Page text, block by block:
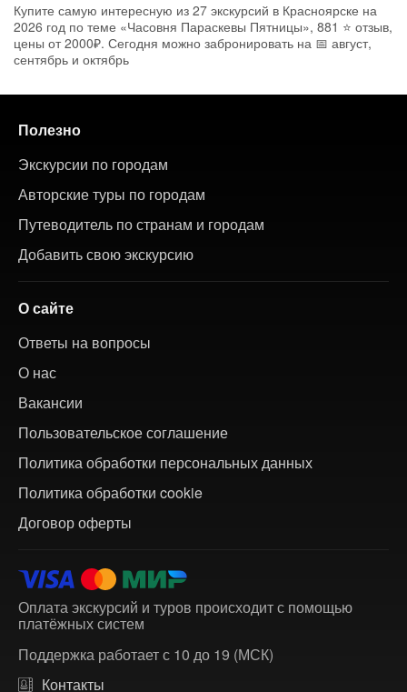
Купите самую интересную из 27 экскурсий в Красноярске на
2026 год по теме «Часовня Параскевы Пятницы», 881 ⭐ отзыв,
цены от 2000₽. Сегодня можно забронировать на 📅 август,
сентябрь и октябрь
Полезно
Экскурсии по городам
Авторские туры по городам
Путеводитель по странам и городам
Добавить свою экскурсию
О сайте
Ответы на вопросы
О нас
Вакансии
Пользовательское соглашение
Политика обработки персональных данных
Политика обработки cookie
Договор оферты
Оплата экскурсий и туров происходит с помощью
платёжных систем
Поддержка работает с 10 до 19 (МСК)
Контакты